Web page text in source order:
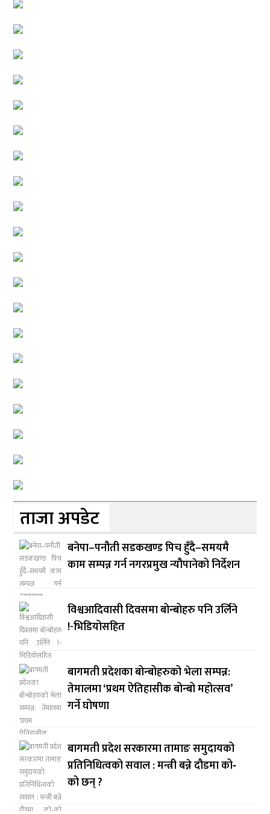
ताजा अपडेट
बनेपा–पनौती सडकखण्ड पिच हुँदै–समयमै
काम सम्पन्न गर्न नगरप्रमुख न्यौपानेको निर्देशन
विश्वआदिवासी दिवसमा बोन्बोहरु पनि उर्लिने
!-भिडियोसहित
बागमती प्रदेशका बोन्बोहरुको भेला सम्पन्न:
तेमालमा ‘प्रथम ऐतिहासीक बोन्बो महोत्सव’
गर्ने घोषणा
बागमती प्रदेश सरकारमा तामाङ समुदायको
प्रतिनिधित्वको सवाल : मन्त्री बन्ने दौडमा को‐
को छन् ?